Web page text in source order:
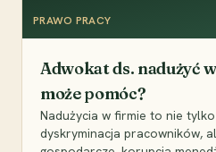
PRAWO PRACY
Adwokat ds. nadużyć
może pomóc?
Nadużycia w firmie to nie
dyskryminacja pracowników,